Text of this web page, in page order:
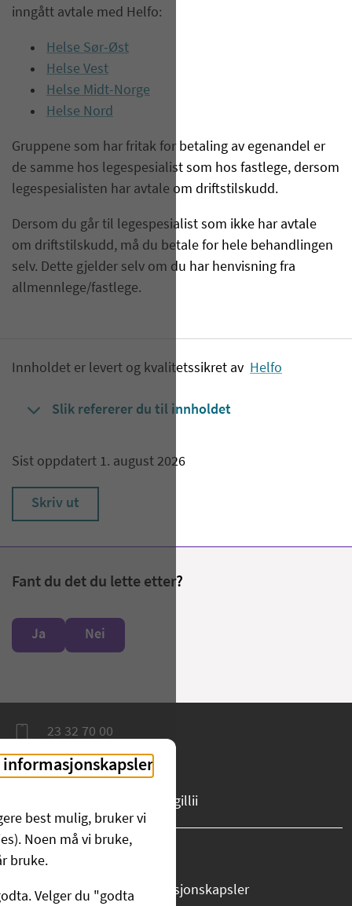
inngått avtale med Helfo:
Helse Sør-Øst
Helse Vest
Helse Midt-Norge
Helse Nord
Gruppene som har fritak for betaling av egenandel er
de samme hos legespesialist som hos fastlege, dersom
legespesialisten har avtale om driftstilskudd.
Dersom du går til legespesialist som ikke har avtale
om driftstilskudd, må du betale for hele behandlingen
selv. Dette gjelder selv om du har henvisning fra
allmennlege/fastlege.
Innholdet er levert og kvalitetssikret av Helfo
Slik refererer du til innholdet
Sist oppdatert 1. august 2026
Skriv ut
Fant du det du lette etter?
Ja Nei